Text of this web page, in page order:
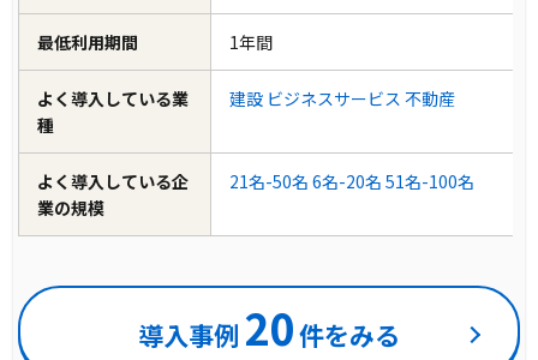
最低利用期間 1年間
よく導入している業
種
建設 ビジネスサービス 不動産
よく導入している企
業の規模
21名-50名 6名-20名 51名-100名
導入事例 20件をみる